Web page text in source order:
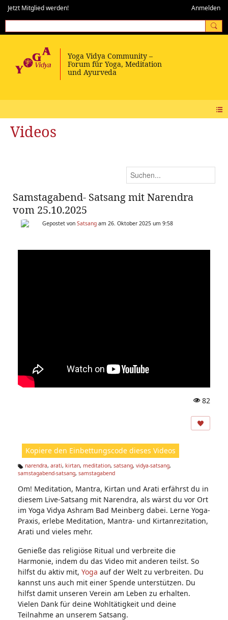
Jetzt Mitglied werden! Anmelden
Videos
Samstagabend- Satsang mit Narendra
vom 25.10.2025
Gepostet von Satsang am 26. Oktober 2025 um 9:58
ns
ic
82
Kopiere den Einbettungscode dieses Videos
Ta
s:
narendra, arati, kirtan, meditation, satsang, vidya-satsang,
samstagabend-satsang, samstagabend
Om! Meditation, Mantra, Kirtan und Arati erfährst du in
diesem Live-Satsang mit Narendra, als wärst du vor Ort
im Yoga Vidya Ashram Bad Meinberg dabei. Lerne Yoga-
Praxis, erlebe Meditation, Mantra- und Kirtanrezitation,
Arati und vieles mehr.
Genieße das religiöse Ritual und verbreite die
Harmonie, indem du das Video mit anderen teilst. So
hilfst du aktiv mit, Yoga auf der Welt zu verbreiten. Du
kannst uns auch mit einer Spende unterstützen. Du
hilfst damit unseren Verein am Leben zu erhalten.
Vielen Dank für deine Wohltätigkeit und deine
Teilnahme an unserem Satsang.